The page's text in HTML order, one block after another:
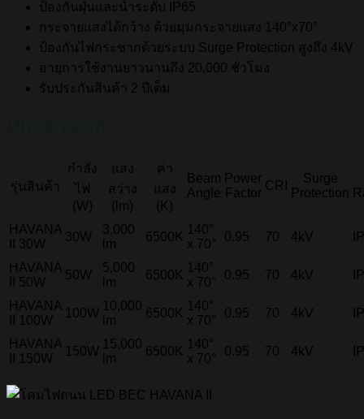
ป้องกันฝุ่นและน้ำระดับ IP65
กระจายแสงได้กว้าง ด้วยมุมกระจายแสง 140°x70°
ป้องกันไฟกระชากด้วยระบบ Surge Protection สูงถึง 4kV
อายุการใช้งานยาวนานถึง 20,000 ชั่วโมง
รับประกันสินค้า 2 ปีเต็ม
รุ่นสินค้า
กำลัง
ไฟ
(W)
แสง
สว่าง
(lm)
ค่า
แสง
(K)
Beam
Angle
Power
Factor
CRI
Surge
Protection
HAVANA
II 30W
30W
3,000
lm
6500K
140°
x 70°
0.95 70 4kV
HAVANA
II 50W
50W
5,000
lm
6500K
140°
x 70°
0.95 70 4kV
HAVANA
II 100W
100W
10,000
lm
6500K
140°
x 70°
0.95 70 4kV
HAVANA
II 150W
150W
15,000
lm
6500K
140°
x 70°
0.95 70 4kV